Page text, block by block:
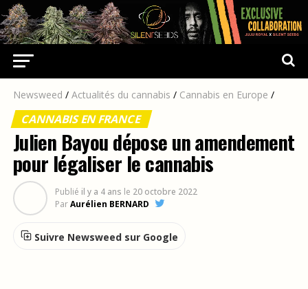
Newsweed / Actualités du cannabis / Cannabis en Europe /
CANNABIS EN FRANCE
Julien Bayou dépose un amendement
pour légaliser le cannabis
Publié il y a 4 ans le 20 octobre 2022
ParAurélien BERNARD
Suivre Newsweed sur Google